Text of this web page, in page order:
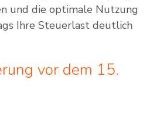
und die optimale Nutzung
Ihre Steuerlast deutlich
vor dem 15.